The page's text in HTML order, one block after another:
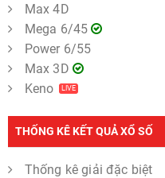
Max 4D
Mega 6/45
Power 6/55
Max 3D
Keno
LIVE
THỐNG KÊ KẾT QUẢ XỔ SỐ
Thống kê giải đặc biệt